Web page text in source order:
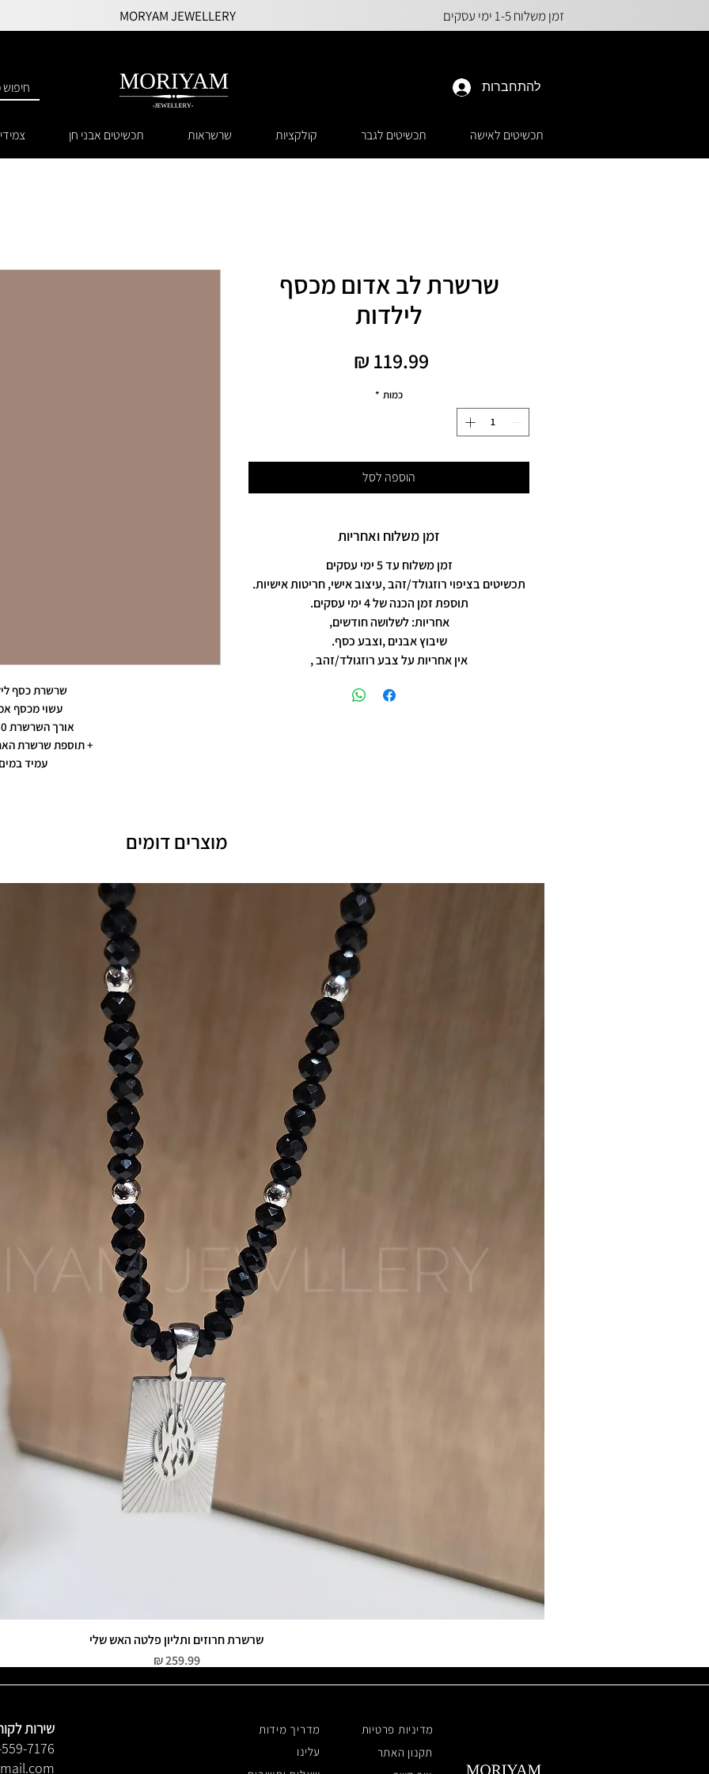
MORYAM JEWELLERY זמן משלוח 1-5 ימי עסקים
להתחברות
תכשיטים לאישה תכשיטים לגבר קולקציות שרשראות תכשיטים אבני חן
שרשרת כסף
עשוי מכסף
אורך השרשרת 40 ס"מ
+ תוספת שרשרת הארכה
עמיד
שרשרת לב אדום מכסף
לילדות
כמות *
הוספה לסל
זמן משלוח ואחריות
זמן משלוח עד 5 ימי עסקים
תכשיטים בציפוי רוזגולד/זהב ,עיצוב אישי, חריטות אישיות.
תוספת זמן הכנה של 4 ימי עסקים.
אחריות: לשלושה חודשים,
שיבוץ אבנים ,וצבע כסף.
אין אחריות על צבע רוזגולד/זהב ,
מוצרים דומים
תצוגה מהירה
שרשרת חרוזים ותליון פלטה האש שלי
מחיר‏259.99 ‏₪
שירות
7176
מדריך מידות
מדיניות פרטיות
עלינו
תקנון האתר